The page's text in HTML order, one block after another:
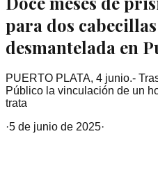
para dos
desmantelada en
PUERTO PLATA, 4 junio.-
Público la vinculación de un
trata
·5 de junio de 2025·